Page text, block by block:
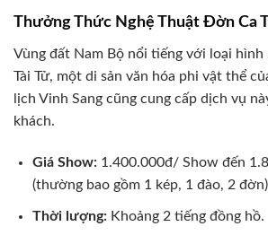
Thưởng Thức Nghệ Thuật Đờn Ca
Vùng đất Nam Bộ nổi tiếng với loại
Tài Tử, một di sản văn hóa phi vật thể
lịch Vinh Sang cũng cung cấp dịch vụ
khách.
Giá Show:1.400.000đ/ Show đến
(thường bao gồm 1 kép, 1 đào, 2
Thời lượng:Khoảng 2 tiếng đồng hồ.